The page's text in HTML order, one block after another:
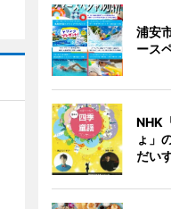
浦安
ース
NHK
ょ」
だい